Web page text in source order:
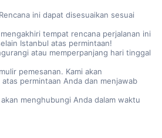
ini dapat disesuaikan sesuai
tempat rencana perjalanan ini
Istanbul atas permintaan!
atau memperpanjang hari tinggal
pemesanan. Kami akan
permintaan Anda dan menjawab
menghubungi Anda dalam waktu